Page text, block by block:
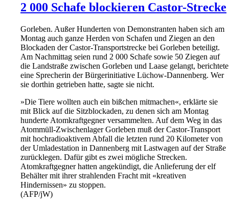
2 000 Schafe blockieren Castor-Strecke
Gorleben. Außer Hunderten von Demonstranten haben sich am
Montag auch ganze Herden von Schafen und Ziegen an den
Blockaden der Castor-Transportstrecke bei Gorleben beteiligt.
Am Nachmittag seien rund 2 000 Schafe sowie 50 Ziegen auf
die Landstraße zwischen Gorleben und Laase gelangt, berichtete
eine Sprecherin der Bürgerinitiative Lüchow-Dannenberg. Wer
sie dorthin getrieben hatte, sagte sie nicht.
»Die Tiere wollten auch ein bißchen mitmachen«, erklärte sie
mit Blick auf die Sitzblockaden, zu denen sich am Montag
hunderte Atomkraftgegner versammelten. Auf dem Weg in das
Atommüll-Zwischenlager Gorleben muß der Castor-Transport
mit hochradioaktivem Abfall die letzten rund 20 Kilometer von
der Umladestation in Dannenberg mit Lastwagen auf der Straße
zurücklegen. Dafür gibt es zwei mögliche Strecken.
Atomkraftgegner hatten angekündigt, die Anlieferung der elf
Behälter mit ihrer strahlenden Fracht mit «kreativen
Hindernissen» zu stoppen.
(AFP/jW)